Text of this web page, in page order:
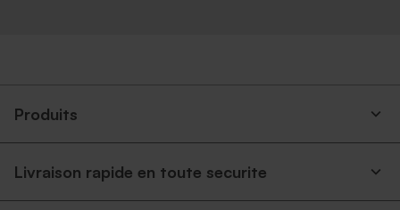
Produits
Livraison rapide en toute securite